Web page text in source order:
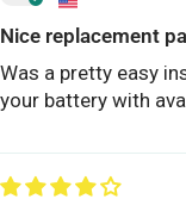
Nice replacement
Was a pretty easy
your battery with